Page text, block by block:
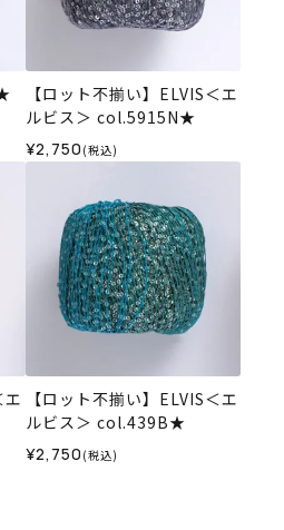
【ロット不揃い】ELVIS＜エ
ルビス＞ col.5915N★
¥2,750 (税込)
エ
【ロット不揃い】ELVIS＜エ
ルビス＞ col.439B★
¥2,750 (税込)